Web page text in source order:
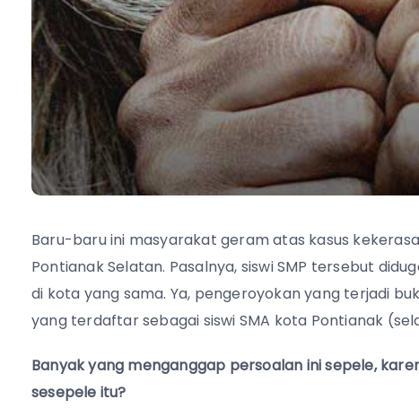
Baru-baru ini masyarakat geram atas kasus
Pontianak Selatan. Pasalnya, siswi SMP tersebut
di kota yang sama. Ya, pengeroyokan yang terjadi
yang terdaftar sebagai siswi SMA kota Pontianak
Banyak yang menganggap persoalan ini sepele,
sesepele itu?